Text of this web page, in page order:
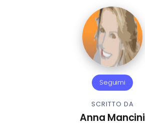
Seguimi
SCRITTO DA
Anna Mancini